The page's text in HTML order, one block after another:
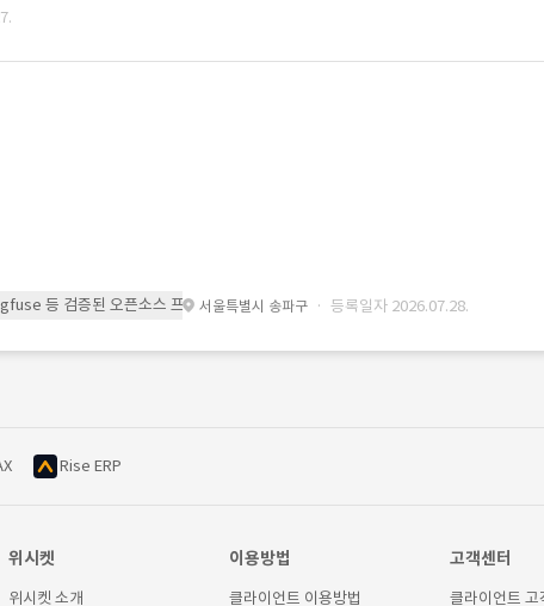
등 검증된 오픈소스 프레임워크를 기반으로 시스템을 구축
서울특별시 송파구 · 등록일자 2026.07.28.
Rise ERP
위시켓
위시켓 소개
이용방법
클라이언트 이용방법
고객센터
클라이언트 고